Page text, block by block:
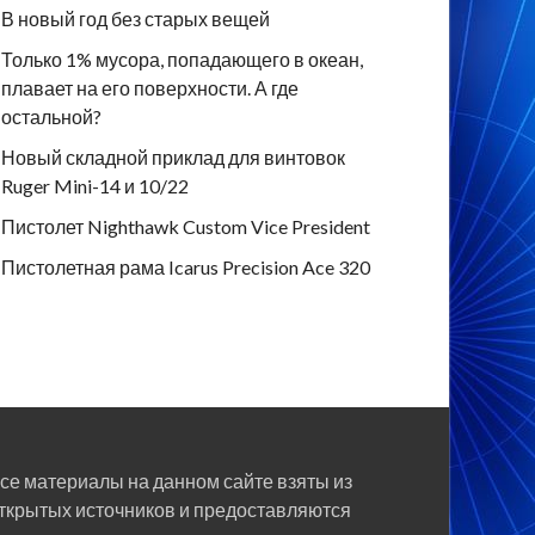
В новый год без старых вещей
Только 1% мусора, попадающего в океан,
плавает на его поверхности. А где
остальной?
Новый складной приклад для винтовок
Ruger Mini-14 и 10/22
Пистолет Nighthawk Custom Vice President
Пистолетная рама Icarus Precision Ace 320
материалы на данном сайте взяты из
источников и предоставляются